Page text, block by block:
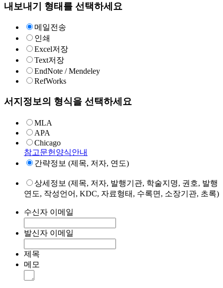
내보내기 형태를 선택하세요
메일전송
인쇄
Excel저장
Text저장
EndNote / Mendeley
RefWorks
서지정보의 형식을 선택하세요
MLA
APA
Chicago
참고문헌양식안내
간략정보 (제목, 저자, 연도)
상세정보 (제목, 저자, 발행기관, 학술지명, 권호, 발행
연도, 작성언어, KDC, 자료형태, 수록면, 소장기관, 초록)
수신자 이메일
발신자 이메일
제목
메모